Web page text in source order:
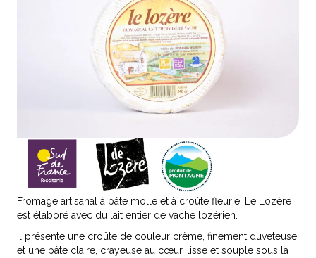
Fromage artisanal à pâte molle et à croûte fleurie, Le Lozère
est élaboré avec du lait entier de vache lozérien.
Il présente une croûte de couleur crème, finement duveteuse,
et une pâte claire, crayeuse au cœur, lisse et souple sous la